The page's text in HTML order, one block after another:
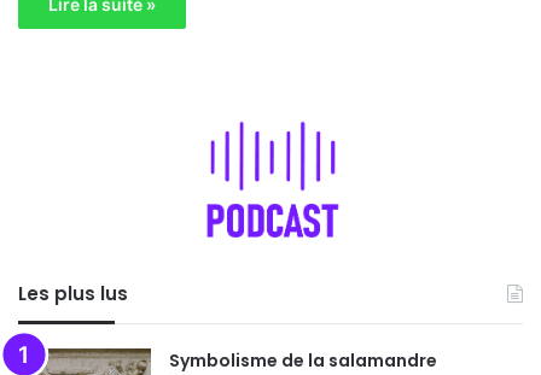
Les plus lus
Symbolisme de la salamandre